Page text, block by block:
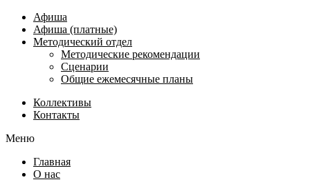
Афиша
Афиша (платные)
Методический отдел
Методические рекомендации
Сценарии
Общие ежемесячные планы
Коллективы
Контакты
Меню
Главная
О нас